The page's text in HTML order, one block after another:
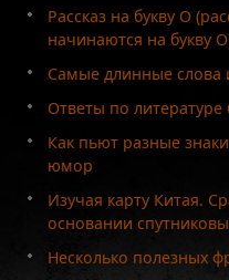
Рассказ на букву О
начинаются на букву
Самые длинные слова
Ответы по литературе
Как пьют разные
юмор
Изучая карту Китая.
основании
Несколько полезных